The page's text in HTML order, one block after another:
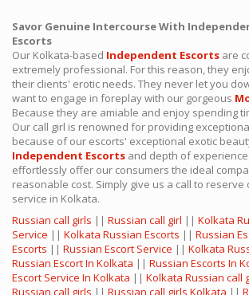
Savor Genuine Intercourse With
Escorts
Our Kolkata-based Independent Escorts are
extremely professional. For this reason, they
their clients' erotic needs. They never let you
want to engage in foreplay with our gorgeous
Because they are amiable and enjoy spending
Our call girl is renowned for providing
because of our escorts' exceptional exotic
Independent Escorts and depth of
effortlessly offer our consumers the ideal
reasonable cost. Simply give us a call to
service in Kolkata.
Russian call girls || Russian call girl || Kolkata
Service || Kolkata Russian Escorts || Russian
Escorts || Russian Escort Service || Kolkata
Russian Escort In Kolkata || Russian Escorts In
Escort Service In Kolkata || Kolkata Russian call
Russian call girls || Russian call girls Kolkata ||